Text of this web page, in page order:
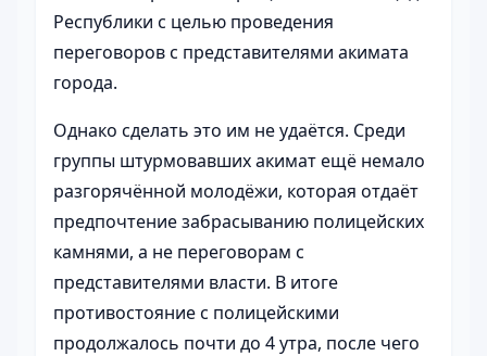
Республики с целью проведения
переговоров с представителями акимата
города.
Однако сделать это им не удаётся. Среди
группы штурмовавших акимат ещё немало
разгорячённой молодёжи, которая отдаёт
предпочтение забрасыванию полицейских
камнями, а не переговорам с
представителями власти. В итоге
противостояние с полицейскими
продолжалось почти до 4 утра, после чего